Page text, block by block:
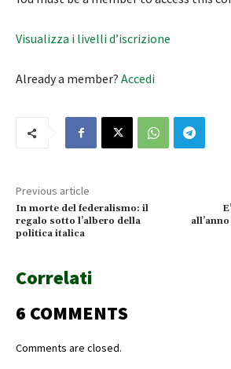
Visualizza i livelli d’iscrizione
Already a member? Accedi
Previous article
In morte del federalismo: il
regalo sotto l’albero della
politica italica
Correlati
6 COMMENTS
Comments are closed.